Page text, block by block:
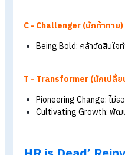
I - Initiator (นักริเริ่ม)
Embracing Global
Demonstrating
ข้อมูล เพื่อตัดสินใจอ